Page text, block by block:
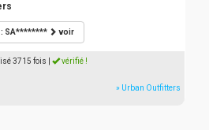
: SA******** voir
3715 fois vérifié !
» Urban Outfitters